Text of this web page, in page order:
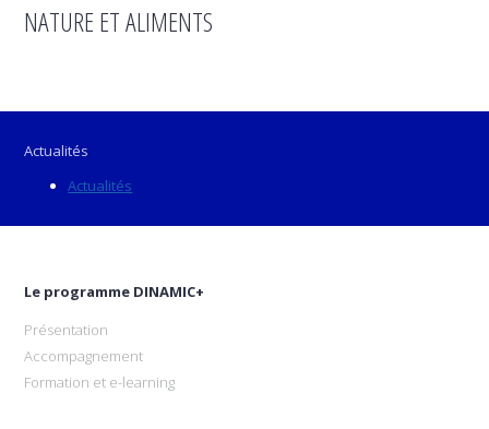
NATURE ET ALIMENTS
Actualités
Actualités
Le programme DINAMIC+
Présentation
Accompagnement
Formation et e-learning